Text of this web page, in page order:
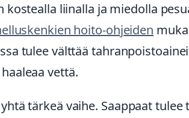
kostealla liinalla ja miedolla
hoito-ohjeiden
tulee välttää
vettä.
tärkeä vaihe. Saappaat tulee